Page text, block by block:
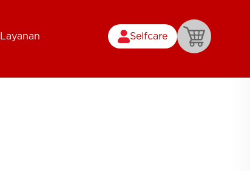
Layanan Selfcare